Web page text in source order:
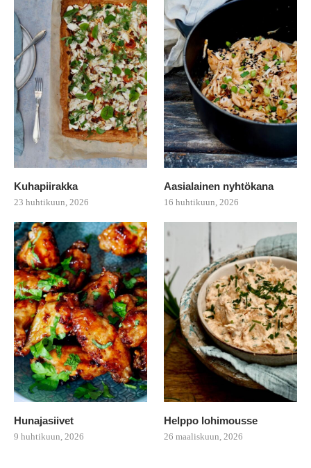
Kuhapiirakka
23 huhtikuun, 2026
Aasialainen nyhtökana
16 huhtikuun, 2026
Hunajasiivet
9 huhtikuun, 2026
Helppo lohimousse
26 maaliskuun, 2026